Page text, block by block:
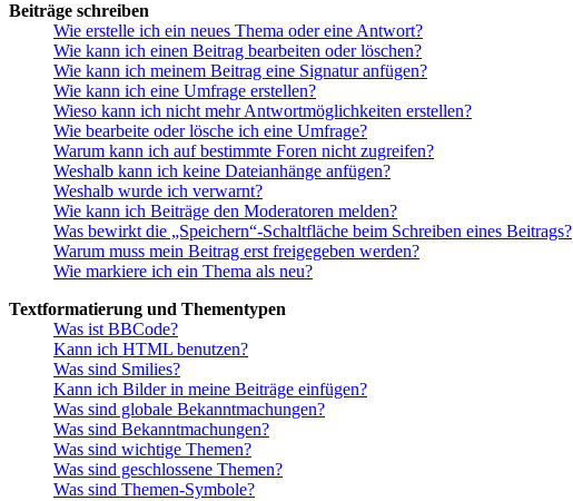
Beiträge schreiben
Wie erstelle ich ein neues Thema oder eine Antwort?
Wie kann ich einen Beitrag bearbeiten oder löschen?
Wie kann ich meinem Beitrag eine Signatur anfügen?
Wie kann ich eine Umfrage erstellen?
Wieso kann ich nicht mehr Antwortmöglichkeiten erstellen?
Wie bearbeite oder lösche ich eine Umfrage?
Warum kann ich auf bestimmte Foren nicht zugreifen?
Weshalb kann ich keine Dateianhänge anfügen?
Weshalb wurde ich verwarnt?
Wie kann ich Beiträge den Moderatoren melden?
Was bewirkt die „Speichern“-Schaltfläche beim Schreiben eines Beitrags?
Warum muss mein Beitrag erst freigegeben werden?
Wie markiere ich ein Thema als neu?
Textformatierung und Thementypen
Was ist BBCode?
Kann ich HTML benutzen?
Was sind Smilies?
Kann ich Bilder in meine Beiträge einfügen?
Was sind globale Bekanntmachungen?
Was sind Bekanntmachungen?
Was sind wichtige Themen?
Was sind geschlossene Themen?
Was sind Themen-Symbole?